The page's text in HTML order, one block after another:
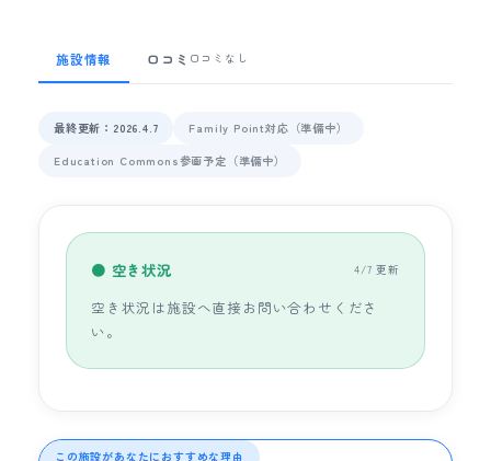
施設情報 口コミ 口コミなし
最終更新：2026.4.7
Family Point対応（準備中）
Education Commons参画予定（準備中）
● 空き状況 4/7 更新
空き状況は施設へ直接お問い合わせくださ
い。
この施設があなたにおすすめな理由